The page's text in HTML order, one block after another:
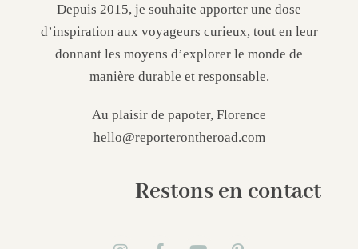
Depuis 2015, je souhaite apporter une dose
d’inspiration aux voyageurs curieux, tout en leur
donnant les moyens d’explorer le monde de
manière durable et responsable.
Au plaisir de papoter, Florence
hello@reporterontheroad.com
Restons en contact